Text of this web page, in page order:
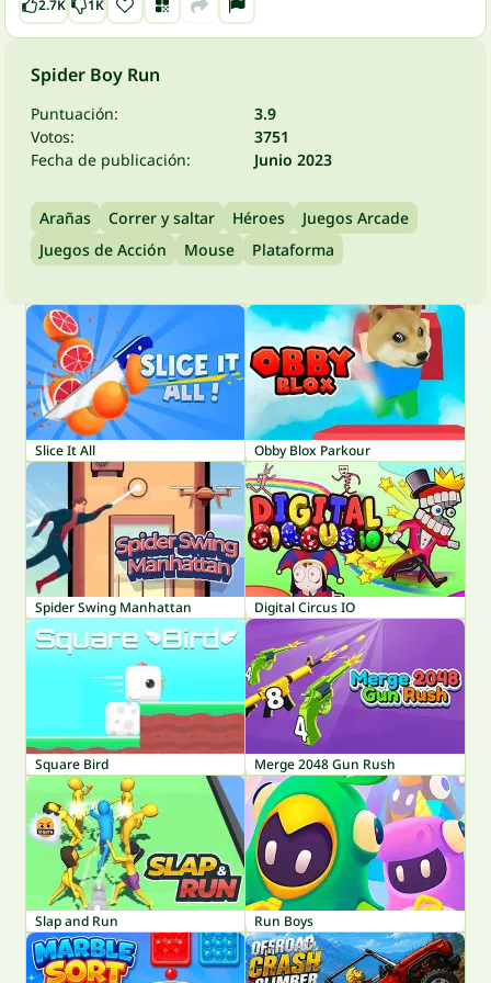
2.7K 1K
Spider Boy Run
Puntuación:
3.9
Votos:
3751
Fecha de publicación:
Junio 2023
Arañas Correr y saltar Héroes
Juegos Arcade
Juegos de Acción
Mouse Plataforma
Slice It All Obby Blox Parkour
Spider Swing Manhattan Digital Circus IO
Square Bird Merge 2048 Gun Rush
Slap and Run Run Boys